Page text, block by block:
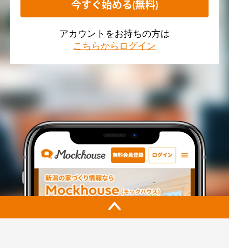
今すぐ始める(無料)
アカウントをお持ちの方は
こちらからログイン